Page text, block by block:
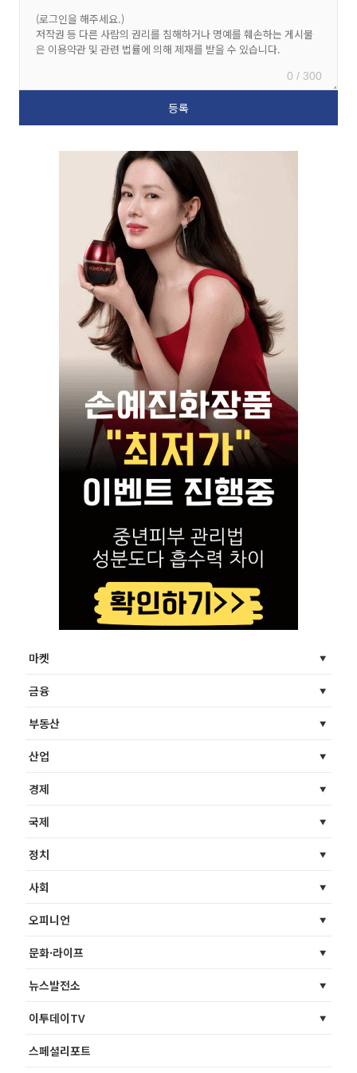
0 / 300
마켓
금융
부동산
산업
경제
국제
정치
사회
오피니언
문화·라이프
뉴스발전소
이투데이TV
스페셜리포트